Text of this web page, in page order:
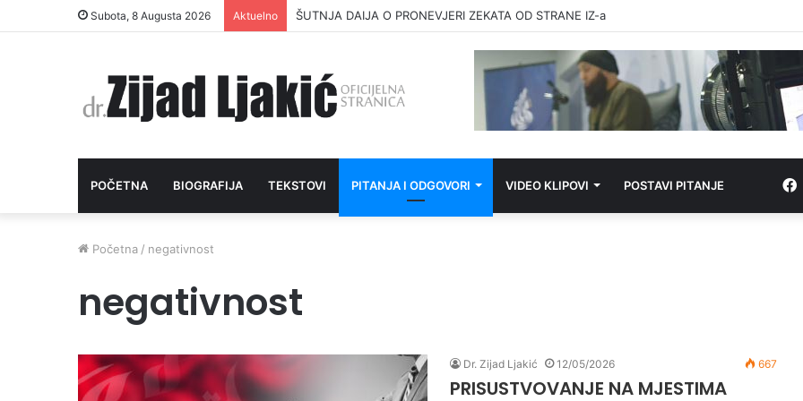
Subota, 8 Augusta 2026 Aktuelno ŠUTNJA DAIJA O PRONEVJERI ZEKATA OD STRANE IZ-a
POČETNA BIOGRAFIJA TEKSTOVI PITANJA I ODGOVORI VIDEO KLIPOVI POSTAVI PITANJE
Početna / negativnost
negativnost
Dr. Zijad Ljakić 12/05/2026 667
PRISUSTVOVANJE NA MJESTIMA